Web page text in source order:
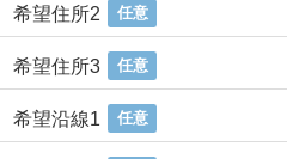
希望住所2 任意
希望住所3 任意
希望沿線1 任意